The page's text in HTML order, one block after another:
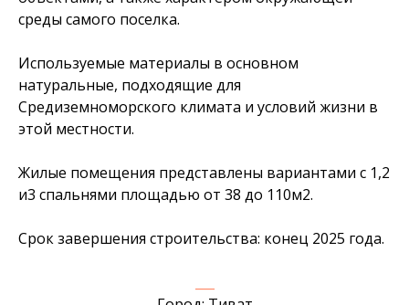
среды самого поселка.
Используемые материалы в основном
натуральные, подходящие для
Средиземноморского климата и условий жизни в
этой местности.
Жилые помещения представлены вариантами с 1,2
и3 спальнями площадью от 38 до 110м2.
Срок завершения строительства: конец 2025 года.